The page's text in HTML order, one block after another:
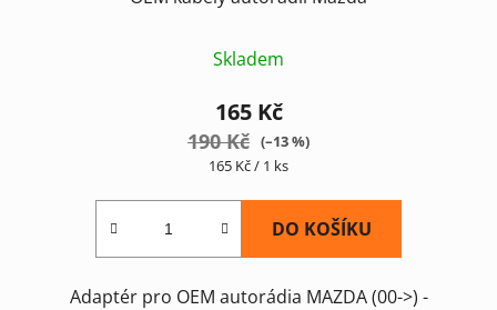
Skladem
165 Kč
190 Kč (–13 %)
Měrná
165 Kč / 1 ks
DO KOŠÍKU
Adaptér pro OEM autorádia MAZDA (00->) -